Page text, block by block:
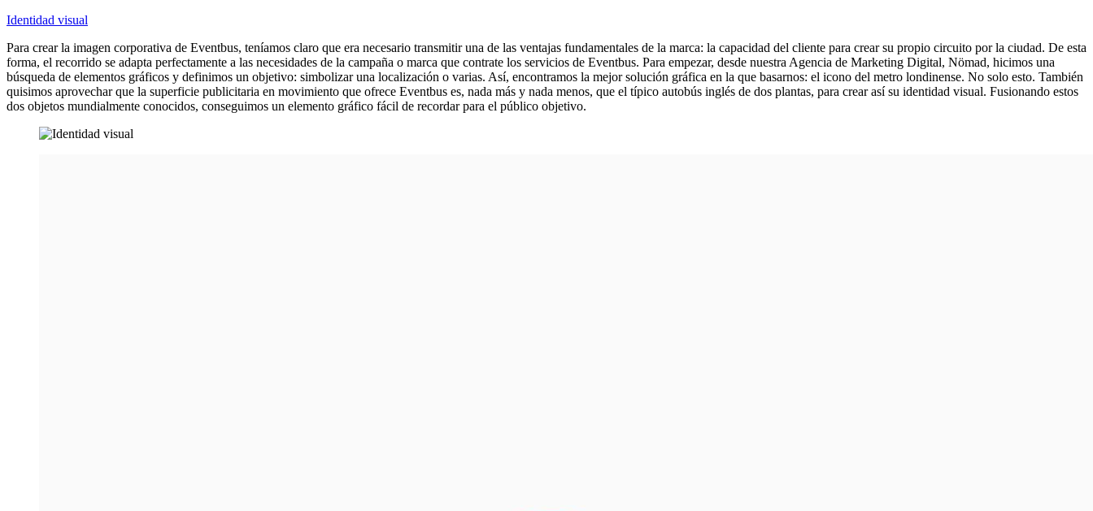
Identidad visual
Para crear la imagen corporativa de Eventbus, teníamos claro que era necesario transmitir una de las ventajas fundamentales de la marca: la capacidad del cliente para crear su propio circuito por la ciudad. De esta
forma, el recorrido se adapta perfectamente a las necesidades de la campaña o marca que contrate los servicios de Eventbus. Para empezar, desde nuestra Agencia de Marketing Digital, Nömad, hicimos una
búsqueda de elementos gráficos y definimos un objetivo: simbolizar una localización o varias. Así, encontramos la mejor solución gráfica en la que basarnos: el icono del metro londinense. No solo esto. También
quisimos aprovechar que la superficie publicitaria en movimiento que ofrece Eventbus es, nada más y nada menos, que el típico autobús inglés de dos plantas, para crear así su identidad visual. Fusionando estos
dos objetos mundialmente conocidos, conseguimos un elemento gráfico fácil de recordar para el público objetivo.